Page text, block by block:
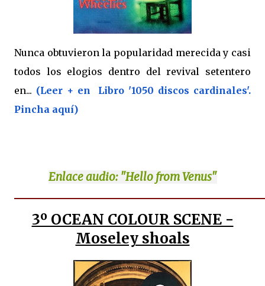
Nunca obtuvieron la popularidad merecida y casi
todos los elogios dentro del revival setentero
en... (Leer + en Libro '1050 discos cardinales'.
Pincha aquí)
Enlaceaudio: "Hello from Venus"
3º OCEAN COLOUR SCENE -
Moseley shoals